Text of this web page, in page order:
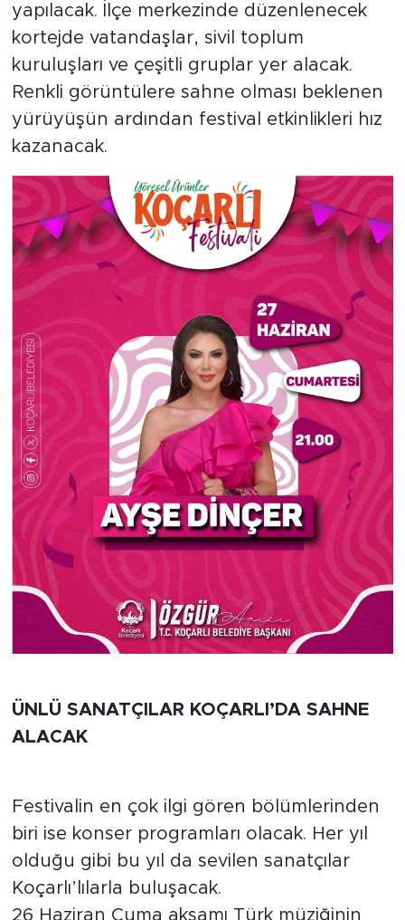
yapılacak. İlçe merkezinde düzenlenecek
kortejde vatandaşlar, sivil toplum
kuruluşları ve çeşitli gruplar yer alacak.
Renkli görüntülere sahne olması beklenen
yürüyüşün ardından festival etkinlikleri hız
kazanacak.
ÜNLÜ SANATÇILAR KOÇARLI’DA SAHNE
ALACAK
Festivalin en çok ilgi gören bölümlerinden
biri ise konser programları olacak. Her yıl
olduğu gibi bu yıl da sevilen sanatçılar
Koçarlı’lılarla buluşacak.
26 Haziran Cuma akşamı Türk müziğinin